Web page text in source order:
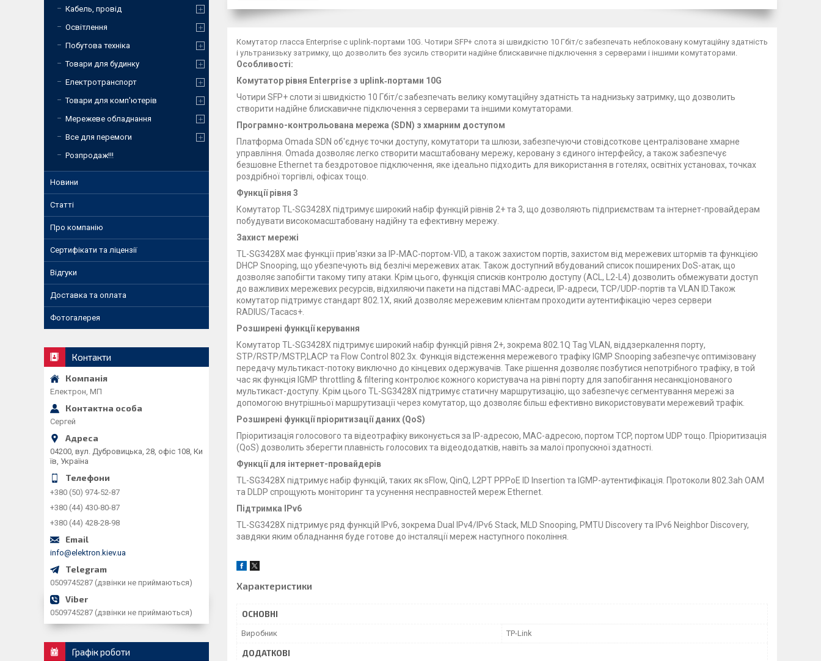
Комутатор rласса Enterprise c uplink-портами 10G. Чотири SFP+ слота зі швидкістю 10 Гбіт/с забезпечать неблоковану комутаційну здатність
і ультранизьку затримку, що дозволить без зусиль створити надійне блискавичне підключення з серверами і іншими комутаторами.
Особливості:
Комутатор рівня Enterprise з uplink‑портами 10G
Чотири SFP+ слоти зі швидкістю 10 Гбіт/с забезпечать велику комутаційну здатність та наднизьку затримку, що дозволить
створити надійне блискавичне підключення з серверами та іншими комутаторами.
Програмно-контрольована мережа (SDN) з хмарним доступом
Платформа Omada SDN об'єднує точки доступу, комутатори та шлюзи, забезпечуючи стовідсоткове централізоване хмарне
управління. Omada дозволяє легко створити масштабовану мережу, керовану з єдиного інтерфейсу, а також забезпечує
безшовне Ethernet та бездротовое підключення, яке ідеально підходить для використання в готелях, освітніх установах, точках
роздрібної торгівлі, офісах тощо.
Функції рівня 3
Комутатор TL-SG3428X підтримує широкий набір функцій рівнів 2+ та 3, що дозволяють підприємствам та інтернет-провайдерам
побудувати високомасштабовану надійну та ефективну мережу.
Захист мережі
TL-SG3428X має функції прив'язки за IP-MAC-портом-VID, а також захистом портів, захистом від мережевих штормів та функцією
DHCP Snooping, що убезпечують від безлічі мережевих атак. Також доступний вбудований список поширених DoS-атак, що
дозволяє запобігти такому типу атаки. Крім цього, функція списків контролю доступу (ACL, L2-L4) дозволить обмежувати доступ
до важливих мережевих ресурсів, відхиляючи пакети на підставі MAC-адреси, IP-адреси, TCP/UDP-портів та VLAN ID.Також
комутатор підтримує стандарт 802.1X, який дозволяє мережевим клієнтам проходити аутентифікацію через сервери
RADIUS/Tacacs+.
Розширені функції керування
Комутатор TL-SG3428X підтримує широкий набір функцій рівня 2+, зокрема 802.1Q Tag VLAN, віддзеркалення порту,
STP/RSTP/MSTP,LACP та Flow Control 802.3x. Функція відстеження мережевого трафіку IGMP Snooping забезпечує оптимізовану
передачу мультикаст-потоку виключно до кінцевих одержувачів. Таке рішення дозволяє позбутися непотрібного трафіку, в той
час як функція IGMP throttling & filtering контролює кожного користувача на рівні порту для запобігання несанкціонованого
мультикаст-доступу. Крім цього TL-SG3428X підтримує статичну маршрутизацію, що забезпечує сегментування мережі за
допомогою внутрішньої маршрутизації через комутатор, що дозволяє більш ефективно використовувати мережевий трафік.
Розширені функції пріоритизації даних (QoS)
Пріоритизація голосового та відеотрафіку виконується за IP-адресою, MAС-адресою, портом TCP, портом UDP тощо. Пріоритизація
(QoS) дозволить зберегти плавність голосових та відеододатків, навіть за малої пропускної здатності.
Функції для інтернет-провайдерів
TL-SG3428X підтримує набір функцій, таких як sFlow, QinQ, L2PT PPPoE ID Insertion та IGMP-аутентифікація. Протоколи 802.3ah OAM
та DLDP спрощують моніторинг та усунення несправностей мереж Ethernet.
Підтримка IPv6
TL-SG3428X підтримує ряд функцій IPv6, зокрема Dual IPv4/IPv6 Stack, MLD Snooping, PMTU Discovery та IPv6 Neighbor Discovery,
завдяки яким обладнання буде готове до інсталяції мереж наступного покоління.
Характеристики
ОСНОВНІ
Виробник TP-Link
ДОДАТКОВІ
Кабель, провід
Освітлення
Побутова техніка
Товари для будинку
Електротранспорт
Товари для комп'ютерів
Мережеве обладнання
Все для перемоги
Розпродаж!!!
Новини
Статті
Про компанію
Сертифікати та ліцензії
Відгуки
Доставка та оплата
Фотогалерея
Контакти
Електрон, МП
Сергей
04200, вул. Дубровицька, 28, офіс 108, Ки
їв, Україна
+380 (50) 974-52-87
+380 (44) 430-80-87
+380 (44) 428-28-98
info@elektron.kiev.ua
0509745287 (дзвінки не приймаються)
0509745287 (дзвінки не приймаються)
Графік роботи